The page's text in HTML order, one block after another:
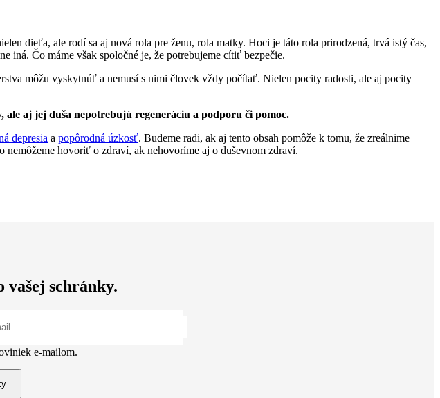
dieťa, ale rodí sa aj nová rola pre ženu, rola matky. Hoci je táto rola prirodzená, trvá istý čas,
iná. Čo máme však spoločné je, že potrebujeme cítiť bezpečie.
môžu vyskytnúť a nemusí s nimi človek vždy počítať. Nielen pocity radosti, ale aj pocity
aj jej duša nepotrebujú regeneráciu a podporu či pomoc.
depresia a popôrodná úzkosť. Budeme radi, ak aj tento obsah pomôže k tomu, že zreálnime
nemôžeme hovoriť o zdraví, ak nehovoríme aj o duševnom zdraví.
vašej schránky.
e-mailom.